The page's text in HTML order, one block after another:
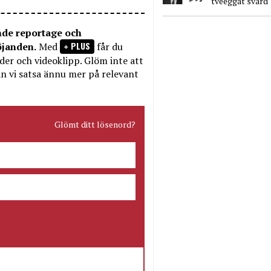
reportage och
Med PLUS får du
och videoklipp. Glöm inte att
vi satsa ännu mer på relevant
Glömt ditt lösenord?